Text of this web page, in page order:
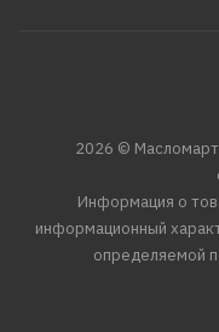
2026 ©
Информация о
информационный
определяемой